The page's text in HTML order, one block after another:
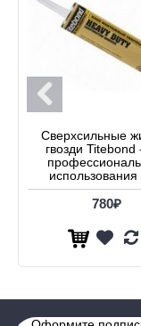
Сверхсильные
гвозди Titebond
использования
780₽